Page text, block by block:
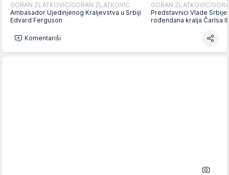
GORAN ZLATKOVIC/GORAN ZLATKOVIC
Ambasador Ujedinjenog Kraljevstva u Srbiji
Edvard Ferguson
GORAN ZLATKOVIC/
Predstavnici Vlade Srbije
rođendana kralja Čarlsa
Komentariši